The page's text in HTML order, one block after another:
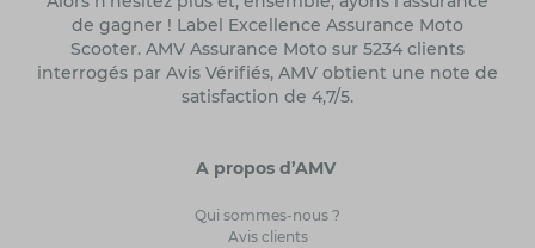
de gagner ! Label Excellence Assurance Moto
Scooter. AMV Assurance Moto sur 5234 clients
interrogés par Avis Vérifiés, AMV obtient une note de
satisfaction de 4,7/5.
A propos d’AMV
Qui sommes-nous ?
Avis clients